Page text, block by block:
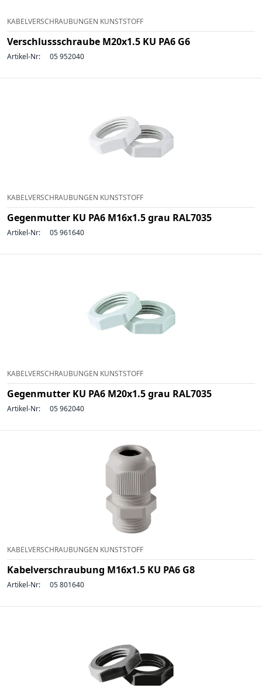
KABELVERSCHRAUBUNGEN KUNSTSTOFF
Verschlussschraube M20x1.5 KU PA6 G6
Artikel-Nr: 05 952040
KABELVERSCHRAUBUNGEN KUNSTSTOFF
Gegenmutter KU PA6 M16x1.5 grau RAL7035
Artikel-Nr: 05 961640
KABELVERSCHRAUBUNGEN KUNSTSTOFF
Gegenmutter KU PA6 M20x1.5 grau RAL7035
Artikel-Nr: 05 962040
KABELVERSCHRAUBUNGEN KUNSTSTOFF
Kabelverschraubung M16x1.5 KU PA6 G8
Artikel-Nr: 05 801640